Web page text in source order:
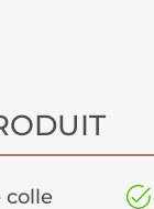
colle